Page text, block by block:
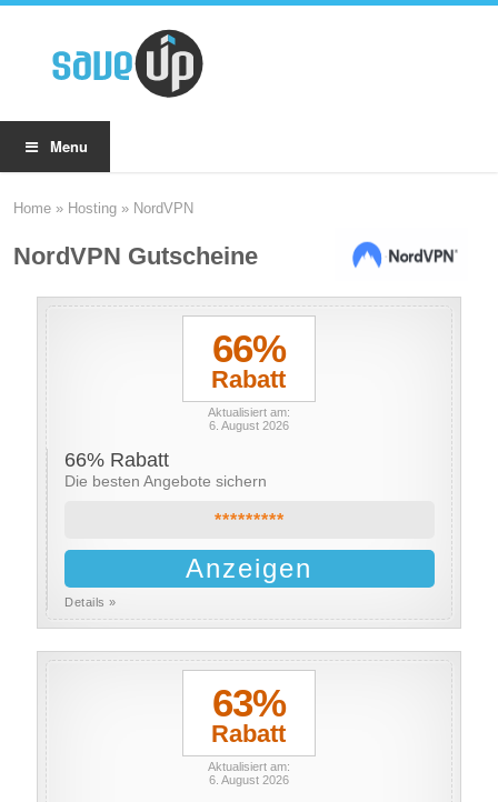
Menu
Home » Hosting » NordVPN
NordVPN Gutscheine
66%
Rabatt
Aktualisiert am:
6. August 2026
66% Rabatt
Die besten Angebote sichern
*********
Anzeigen
Details »
63%
Rabatt
Aktualisiert am:
6. August 2026